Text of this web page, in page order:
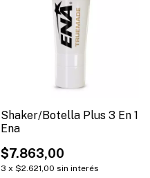
Shaker/Botella Plus 3 En 1
Ena
$7.863,00
3 x $2.621,00 sin interés